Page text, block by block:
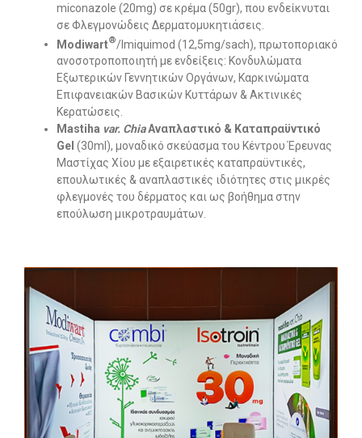
miconazole (20mg) σε κρέμα (50gr), που ενδείκνυται
σε Φλεγμονώδεις Δερματομυκητιάσεις.
Modiwart®/Ιmiquimod (12,5mg/sach), πρωτοποριακό
ανοσοτροποποιητή με ενδείξεις: Κονδυλώματα
Εξωτερικών Γεννητικών Οργάνων, Καρκινώματα
Επιφανειακών Βασικών Κυττάρων & Ακτινικές
Κερατώσεις.
Mastiha var. ChiaΑναπλαστικό & Καταπραϋντικό
Gel (30ml), μοναδικό σκεύασμα του Κέντρου Έρευνας
Μαστίχας Χίου με εξαιρετικές καταπραϋντικές,
επουλωτικές & αναπλαστικές ιδιότητες στις μικρές
φλεγμονές του δέρματος και ως βοήθημα στην
επούλωση μικροτραυμάτων.